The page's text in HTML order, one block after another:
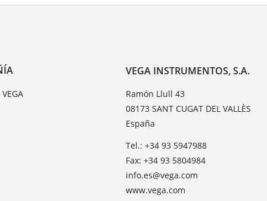
VEGA INSTRUMENTOS, S.A.
Ramón Llull 43
08173 SANT CUGAT DEL VALLÈS
España
Tel.: +34 93 5947988
Fax: +34 93 5804984
info.es@vega.com
www.vega.com